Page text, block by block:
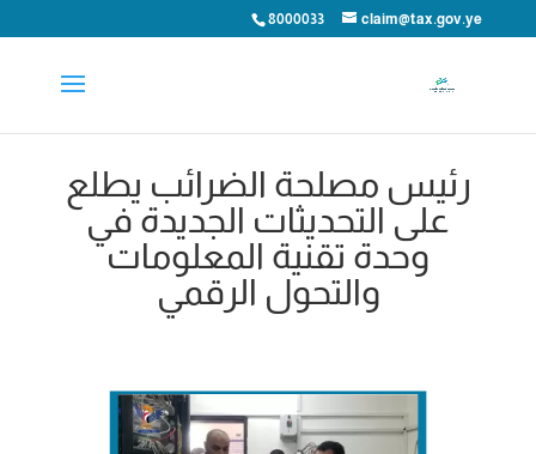
8000033 claim@tax.gov.ye
رئيس مصلحة الضرائب يطلع
على التحديثات الجديدة في
وحدة تقنية المعلومات
والتحول الرقمي